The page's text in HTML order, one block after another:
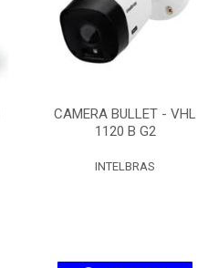
CAMERA BULLET - VHL
1120 B G2
INTELBRAS